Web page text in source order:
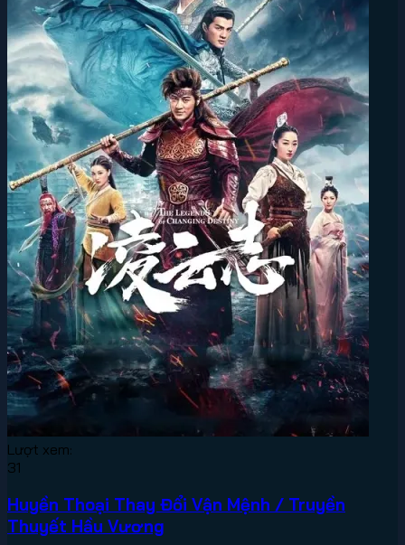
Lượt xem:
31
Huyền Thoại Thay Đổi Vận Mệnh / Truyền
Thuyết Hầu Vương